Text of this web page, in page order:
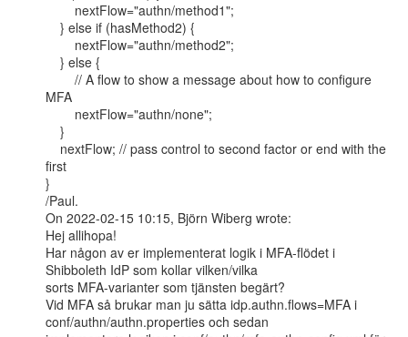
MFA
first
}
/Paul.
On 2022-02-15 10:15, Björn Wiberg wrote:
Hej allihopa!
Har någon av er implementerat logik i MFA-flödet i
Shibboleth IdP som kollar vilken/vilka
sorts MFA-varianter som tjänsten begärt?
Vid MFA så brukar man ju sätta idp.authn.flows=MFA i
conf/authn/authn.properties och sedan